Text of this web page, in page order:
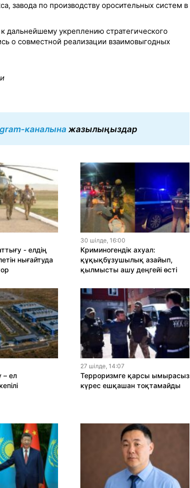
завода по производству оросительных систем в
дальнейшему укреплению стратегического
о совместной реализации взаимовыгодных
каналына жазылыңыздар
- елдің
нығайтуда
30 шiлде, 16:00
Криминогендік ахуал:
құқықбұзушылық азайып,
қылмысты ашу деңгейі өсті
– ел
27 шiлде, 14:07
Терроризмге қарсы ымырасыз
күрес ешқашан тоқтамайды